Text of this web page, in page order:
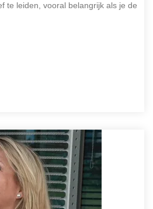
te leiden, vooral belangrijk als je de